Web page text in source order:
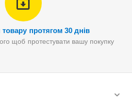
протягом 30 днів
щоб протестувати вашу покупку